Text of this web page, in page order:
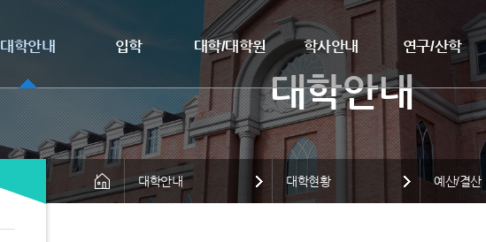
대학안내 입학 대학/대학원 학사안내 연구/산학
대학안내 대학현황 예산/결산